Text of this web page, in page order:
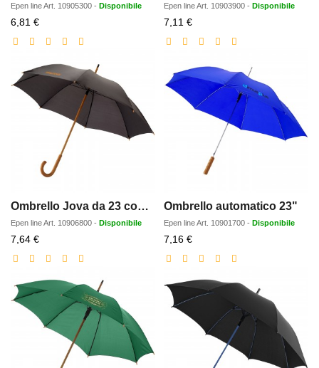
Epen lineArt. 10905300 - Disponibile
6,81 €Prezzo
scontato
Epen lineArt. 10903900 - Disponibile
7,11 €Prezzo
scontato
Ombrello Jova da 23 con manico e asta in legno
Epen lineArt. 10906800 - Disponibile
7,64 €Prezzo
scontato
Ombrello automatico 23"
Epen lineArt. 10901700 - Disponibile
7,16 €Prezzo
scontato